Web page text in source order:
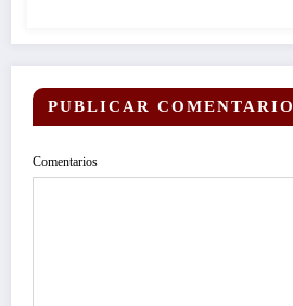
PUBLICAR COMENTARIO
Comentarios